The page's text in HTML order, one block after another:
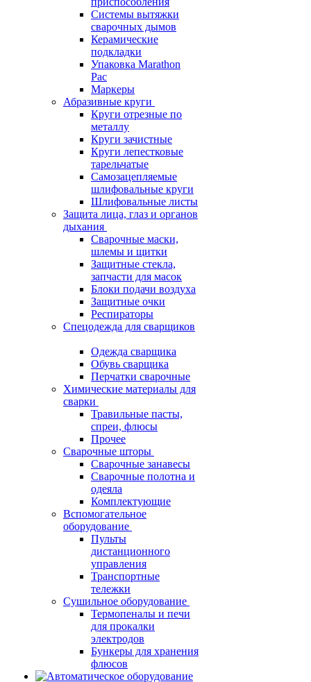
Системы вытяжки
сварочных дымов
Керамические
подкладки
Упаковка Marathon
Pac
Маркеры
Абразивные круги
Круги отрезные по
металлу
Круги зачистные
Круги лепестковые
тарельчатые
Самозацепляемые
шлифовальные круги
Шлифовальные листы
Защита лица, глаз и органов
дыхания
Сварочные маски,
шлемы и щитки
Защитные стекла,
запчасти для масок
Блоки подачи воздуха
Защитные очки
Респираторы
Спецодежда для сварщиков
Одежда сварщика
Обувь сварщика
Перчатки сварочные
Химические материалы для
сварки
Травильные пасты,
спреи, флюсы
Прочее
Сварочные шторы
Сварочные занавесы
Сварочные полотна и
одеяла
Комплектующие
Вспомогательное
оборудование
Пульты
дистанционного
управления
Транспортные
тележки
Сушильное оборудование
Термопеналы и печи
для прокалки
электродов
Бункеры для хранения
флюсов